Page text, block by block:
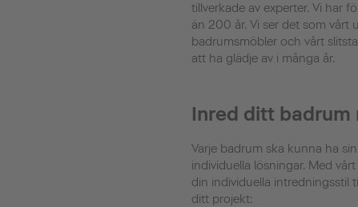
tillverkade av experter. Vi har
än 200 år. Vi ser det som vårt
badrumsmöbler och vårt
att ha glädje av i många år.
Inred ditt badrum
Varje badrum ska kunna ha
individuella lösningar. Med
din individuella intredningsstil
ditt projekt: